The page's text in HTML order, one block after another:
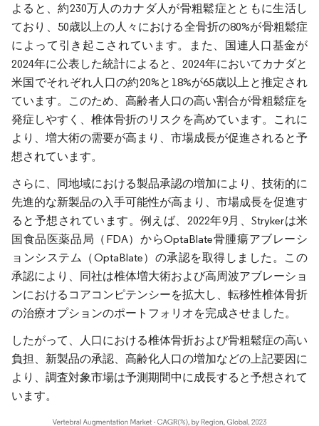
よると、約230万人のカナダ人が骨粗鬆症とともに生活し
ており、50歳以上の人々における全骨折の80%が骨粗鬆症
によって引き起こされています。また、国連人口基金が
2024年に公表した統計によると、2024年においてカナダと
米国でそれぞれ人口の約20%と18%が65歳以上と推定され
ています。このため、高齢者人口の高い割合が骨粗鬆症を
発症しやすく、椎体骨折のリスクを高めています。これに
より、増大術の需要が高まり、市場成長が促進されると予
想されています。
さらに、同地域における製品承認の増加により、技術的に
先進的な新製品の入手可能性が高まり、市場成長を促進す
ると予想されています。例えば、2022年9月、Strykerは米
国食品医薬品局（FDA）からOptaBlate骨腫瘍アブレーシ
ョンシステム（OptaBlate）の承認を取得しました。この
承認により、同社は椎体増大術および高周波アブレーショ
ンにおけるコアコンピテンシーを拡大し、転移性椎体骨折
の治療オプションのポートフォリオを完成させました。
したがって、人口における椎体骨折および骨粗鬆症の高い
負担、新製品の承認、高齢化人口の増加などの上記要因に
より、調査対象市場は予測期間中に成長すると予想されて
います。